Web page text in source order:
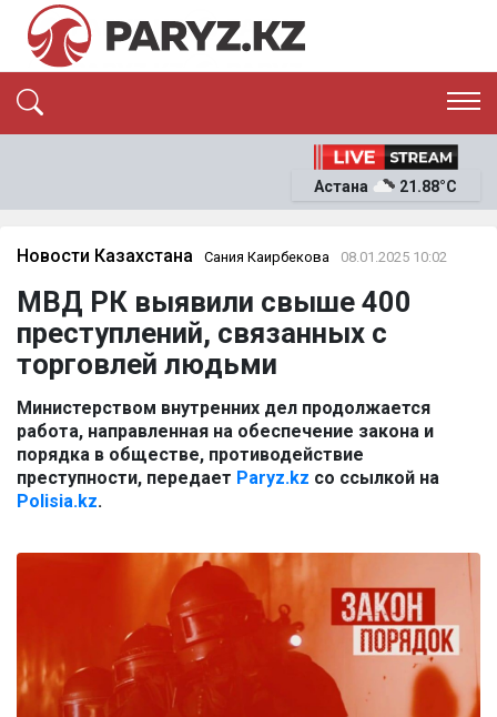
ЭКОНОМИКА
ОҚИҒА
News
Астана 21.88°C
Новости Казахстана Сания Каирбекова 08.01.2025 10:02
МВД РК выявили свыше 400
преступлений, связанных с
торговлей людьми
Министерством внутренних дел продолжается
работа, направленная на обеспечение закона и
порядка в обществе, противодействие
преступности, передает Paryz.kz со ссылкой на
Polisia.kz.